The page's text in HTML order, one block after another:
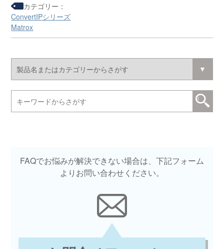
カテゴリー：
ConvertIPシリーズ
Matrox
FAQでお悩みが解決できない場合は、下記フォーム
よりお問い合わせください。